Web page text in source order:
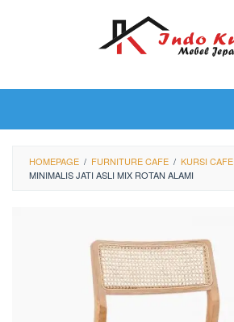
HOMEPAGE / FURNITURE CAFE / KURSI CAFE
MINIMALIS JATI ASLI MIX ROTAN ALAMI